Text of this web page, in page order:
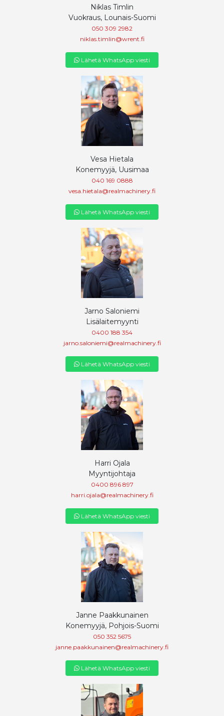
Niklas Timlin
Vuokraus, Lounais-Suomi
050 309 2982
niklas.timlin@wrent.fi
Lähetä WhatsApp viesti
Vesa Hietala
Konemyyjä, Uusimaa
040 169 0888
vesa.hietala@realmachinery.fi
Lähetä WhatsApp viesti
Jarno Saloniemi
Lisälaitemyynti
0400 188 354
jarno.saloniemi@realmachinery.fi
Lähetä WhatsApp viesti
Harri Ojala
Myyntijohtaja
0400 896 897
harri.ojala@realmachinery.fi
Lähetä WhatsApp viesti
Janne Paakkunainen
Konemyyjä, Pohjois-Suomi
050 352 5675
janne.paakkunainen@realmachinery.fi
Lähetä WhatsApp viesti